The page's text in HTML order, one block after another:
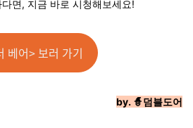
면, 지금 바로 시청해보세요!
베어> 보러 가기
by. 🧙덤블도어